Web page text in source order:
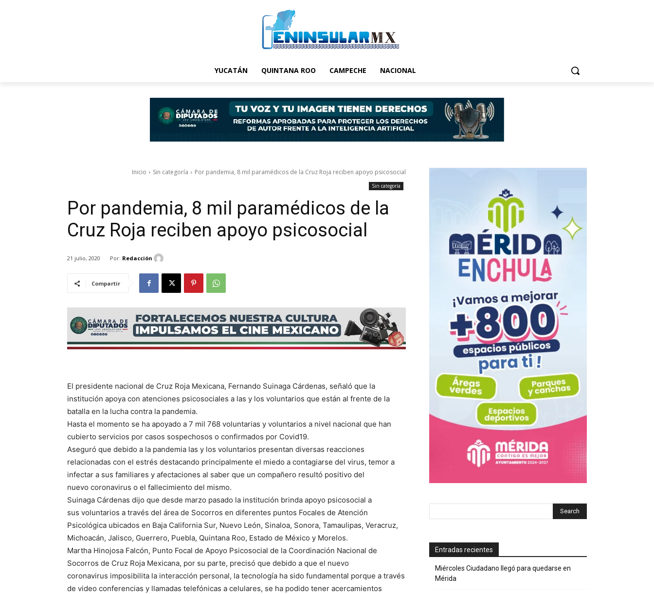
YUCATÁN QUINTANA ROO CAMPECHE NACIONAL
Inicio Sin categoría Por pandemia, 8 mil paramédicos de la Cruz Roja reciben apoyo psicosocial
Sin categoría
Por pandemia, 8 mil paramédicos de la
Cruz Roja reciben apoyo psicosocial
21 julio, 2020 Por: Redacción
Compartir
El presidente nacional de Cruz Roja Mexicana, Fernando Suinaga Cárdenas, señaló que la
institución apoya con atenciones psicosociales a las y los voluntarios que están al frente de la
batalla en la lucha contra la pandemia.
Hasta el momento se ha apoyado a 7 mil 768 voluntarias y voluntarios a nivel nacional que han
cubierto servicios por casos sospechosos o confirmados por Covid19.
Aseguró que debido a la pandemia las y los voluntarios presentan diversas reacciones
relacionadas con el estrés destacando principalmente el miedo a contagiarse del virus, temor a
infectar a sus familiares y afectaciones al saber que un compañero resultó positivo del
nuevo coronavirus o el fallecimiento del mismo.
Suinaga Cárdenas dijo que desde marzo pasado la institución brinda apoyo psicosocial a
sus voluntarios a través del área de Socorros en diferentes puntos Focales de Atención
Psicológica ubicados en Baja California Sur, Nuevo León, Sinaloa, Sonora, Tamaulipas, Veracruz,
Michoacán, Jalisco, Guerrero, Puebla, Quintana Roo, Estado de México y Morelos.
Martha Hinojosa Falcón, Punto Focal de Apoyo Psicosocial de la Coordinación Nacional de
Socorros de Cruz Roja Mexicana, por su parte, precisó que debido a que el nuevo
coronavirus imposibilita la interacción personal, la tecnología ha sido fundamental porque a través
de video conferencias y llamadas telefónicas a celulares, se ha podido tener acercamientos
Entradas recientes
Miércoles Ciudadano llegó para quedarse en
Mérida